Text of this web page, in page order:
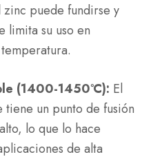
puede fundirse y
limita su uso en
(1400-1450°C): El
un punto de fusión
lo que lo hace
de alta